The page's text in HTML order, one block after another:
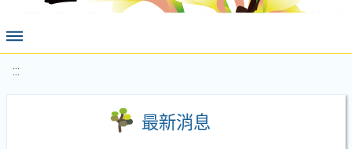
:::
最新消息